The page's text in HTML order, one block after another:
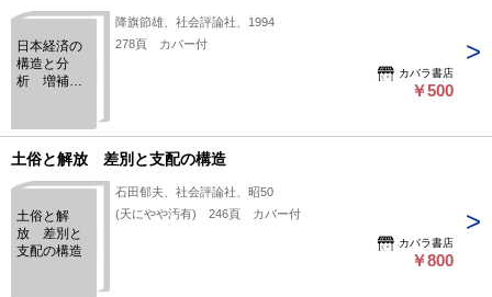
日本経済の
構造と分
析 増補改
資本主義
降旗節雄、社会評論社、1994
278頁 カバー付
カバラ書店
￥500
土俗と解放 差別と支配の構造
土俗と解
放 差別と
支配の構造
石田郁夫、社会評論社、昭50
(天にやや汚有) 246頁 カバー付
カバラ書店
￥800